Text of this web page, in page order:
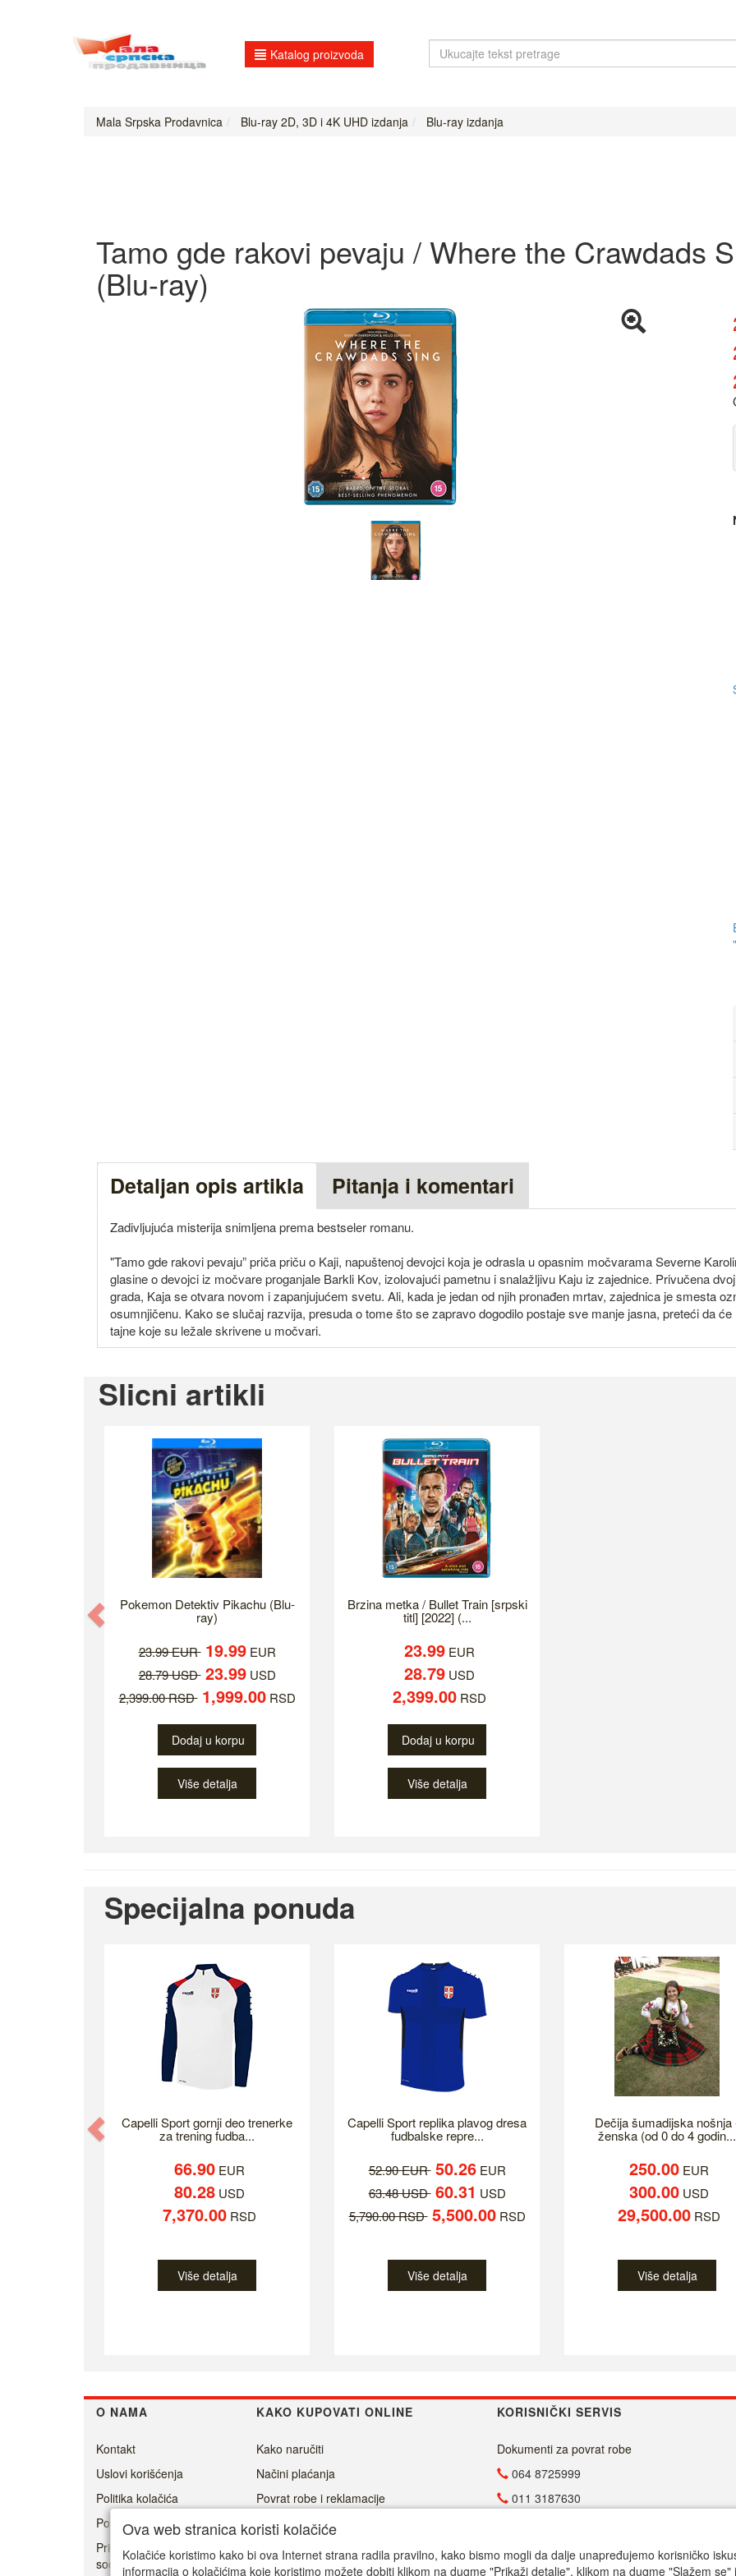
Katalog proizvoda
Mala Srpska Prodavnica Blu-ray 2D, 3D i 4K UHD izdanja Blu-ray izdanja
Tamo gde rakovi pevaju / Where the Crawdads
(Blu-ray)
Detaljan opis artikla Pitanja i komentari
Zadivljujuća misterija snimljena prema bestseler romanu.
"Tamo gde rakovi pevaju” priča priču o Kaji, napuštenoj devojci koja je odrasla u opasnim močvarama Severne
glasine o devojci iz močvare proganjale Barkli Kov, izolovajući pametnu i snalažljivu Kaju iz zajednice. Privučena
grada, Kaja se otvara novom i zapanjujućem svetu. Ali, kada je jedan od njih pronađen mrtav, zajednica je smesta
osumnjičenu. Kako se slučaj razvija, presuda o tome što se zapravo dogodilo postaje sve manje jasna, preteći da
tajne koje su ležale skrivene u močvari.
Slicni artikli
Pokemon Detektiv Pikachu (Blu-
ray)
23.99 EUR 19.99EUR
28.79 USD 23.99USD
2,399.00 RSD 1,999.00RSD
Dodaj u korpu
Više detalja
Brzina metka / Bullet Train [srpski
titl] [2022] (...
23.99EUR
28.79USD
2,399.00RSD
Dodaj u korpu
Više detalja
Previous
Specijalna ponuda
Capelli Sport gornji deo trenerke
za trening fudba...
66.90EUR
80.28USD
7,370.00RSD
Više detalja
Capelli Sport replika plavog dresa
fudbalske repre...
52.90 EUR 50.26EUR
63.48 USD 60.31 USD
5,790.00 RSD 5,500.00RSD
Više detalja
Dečija šumadijska nošnja
ženska (od 0 do 4 godin...
250.00 EUR
300.00 USD
29,500.00 RSD
Više detalja
Previous
O NAMA KAKO KUPOVATI ONLINE KORISNIČKI SERVIS
Kontakt
Uslovi korišćenja
Politika kolačića
Politika privatnosti
Prisoner's Dilemma -
social game
Kako naručiti
Načini plaćanja
Povrat robe i reklamacije
Isporuka
Dokumenti za povrat robe
064 8725999
011 3187630
info@malasrpskaprodavnica.com
Radno vreme
Ova web stranica koristi kolačiće
Kolačiće koristimo kako bi ova Internet strana radila pravilno, kako bismo mogli da dalje unapređujemo korisničko
informacija o kolačićima koje koristimo možete dobiti klikom na dugme "Prikaži detalje". klikom na dugme "Slažem